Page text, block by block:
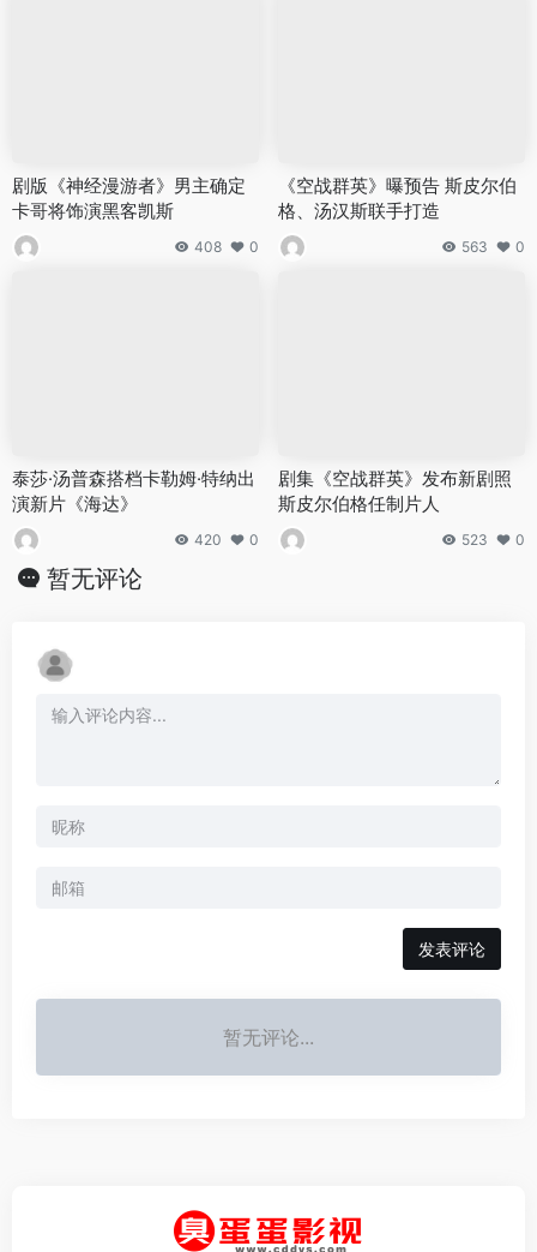
剧版《神经漫游者》男主确定
卡哥将饰演黑客凯斯
408 0
《空战群英》曝预告 斯皮尔伯
格、汤汉斯联手打造
563 0
泰莎·汤普森搭档卡勒姆·特纳出
演新片《海达》
420 0
剧集《空战群英》发布新剧照
斯皮尔伯格任制片人
523 0
暂无评论
发表评论
暂无评论...